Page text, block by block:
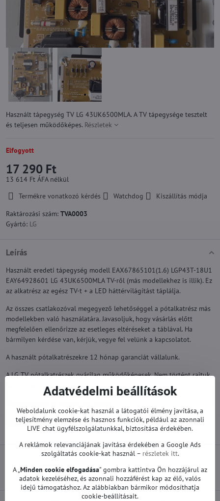
Használt tápegység TV LG 43UK6500MLA. A TV tápegysége tesztelt
és teljesen működőképes. Részletek
Elfogyott
17 290 Ft
13 614 Ft ÁFA nélkül
Termékre vonatkozó kérdés
Watchdog
Kiszállítás módja
Raktározási szám: TVA0003
Gyártó: LG
Leírás
Használt eredeti tápegység modell EAX67865101(1.6) LGP43T-18U1
EAY64928601 LG 43UK6500MLA TV-ről (más modellekhez is illik). Ez
az alkatrész az egész TV-t + a LED háttérvilágítást táplálja.
Az összes csatlakozóval megegyező lehetőséggel a pótalkatrész más
modellekben való használatára. Javasoljuk, hogy vásárlás előtt
megfelelően ellenőrizze az esetleges eltéréseket a táblával. Ha
bármilyen kérdése van, kérjük, vegye fel velünk a kapcsolatot.
A használt pótalkatrészekre 12 hónap garanciát vállalunk.
A LG TV pótalkatrészek gyárilag működőképesek. Nem történt rajtuk
javítás vagy szervizelés.
Pótalkatrészek | LG TV Tápegységek | LG TV
Következő termék
Adatvédelmi beállítások
Weboldalunk cookie-kat használ a látogatói élmény javítása, a
teljesítmény elemzése és hasznos funkciók, például az azonnali
LIVE chat ügyfélszolgálatunkkal, biztosítása érdekében.
A reklámok relevanciájának javítása érdekében a Google Ads
szolgáltatás cookie-kat használ – részletek itt.
A „ Minden cookie elfogadása" gombra kattintva Ön hozzájárul az
adatok kezeléséhez, és azonnali hozzáférést kap az élő, valós
idejű támogatáshoz. Az alábbiakban bármikor módosíthatja
cookie-beállításait.